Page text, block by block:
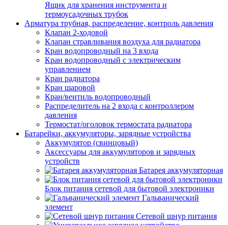
Ящик для хранения инструмента и
термоусадочных трубок
Арматура трубная, распределение, контроль давления
Клапан 2-ходовой
Клапан стравливания воздуха для радиатора
Кран водопроводный на 3 входа
Кран водопроводный с электрическим
управлением
Кран радиатора
Кран шаровой
Кран/вентиль водопроводный
Распределитель на 2 входа с контроллером
давления
Термостат/оголовок термостата радиатора
Батарейки, аккумуляторы, зарядные устройства
Аккумулятор (свинцовый)
Аксессуары для аккумуляторов и зарядных
устройств
Батарея аккумуляторная
Блок питания сетевой для бытовой электроники
Гальванический
элемент
Сетевой шнур питания